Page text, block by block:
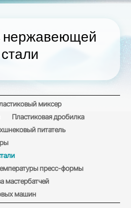
нержавеющей
стали
миксер
Пластиковая дробилка
питатель
пресс-формы
мастербатчей
машин